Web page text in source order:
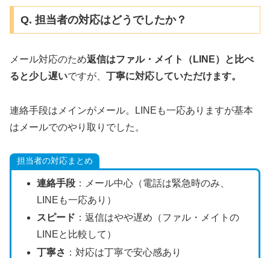
Q. 担当者の対応はどうでしたか？
メール対応のため返信はファル・メイト（LINE）と比べ
ると少し遅いですが、 丁寧に対応していただけます。
連絡手段はメインがメール。LINEも一応ありますが基本
はメールでのやり取りでした。
担当者の対応まとめ
連絡手段：メール中心（電話は緊急時のみ、
LINEも一応あり）
スピード ：返信はやや遅め（ファル・メイトの
LINEと比較して）
丁寧さ ：対応は丁寧で安心感あり